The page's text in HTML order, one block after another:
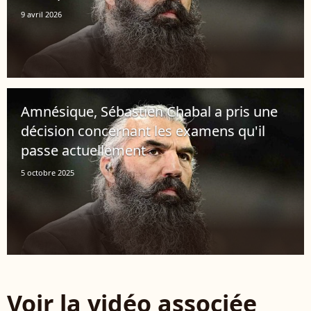
9 avril 2026
Amnésique, Sébastien Chabal a pris une
décision concernant les examens qu'il
passe actuellement
5 octobre 2025
Voir la vidéo associée